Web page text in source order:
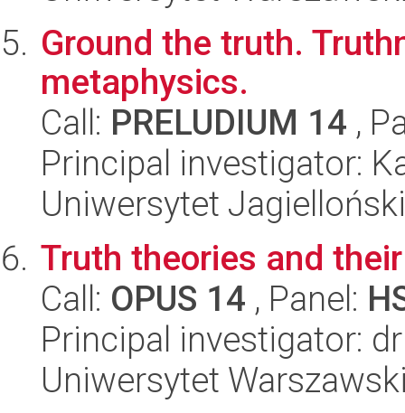
Ground the truth.
metaphysics.
Call: PRELUDIUM 14 ,
Principal investigator:
Uniwersytet
Truth theories and
Call: OPUS 14 , Panel:
Principal investigator:
Uniwersytet